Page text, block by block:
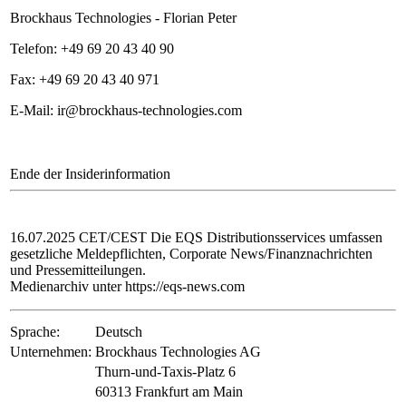
Brockhaus Technologies - Florian Peter
Telefon: +49 69 20 43 40 90
Fax: +49 69 20 43 40 971
E-Mail: ir@brockhaus-technologies.com
Ende der Insiderinformation
16.07.2025 CET/CEST Die EQS Distributionsservices umfassen
gesetzliche Meldepflichten, Corporate News/Finanznachrichten
und Pressemitteilungen.
Medienarchiv unter https://eqs-news.com
Sprache:
Deutsch
Unternehmen: Brockhaus Technologies AG
Thurn-und-Taxis-Platz 6
60313 Frankfurt am Main